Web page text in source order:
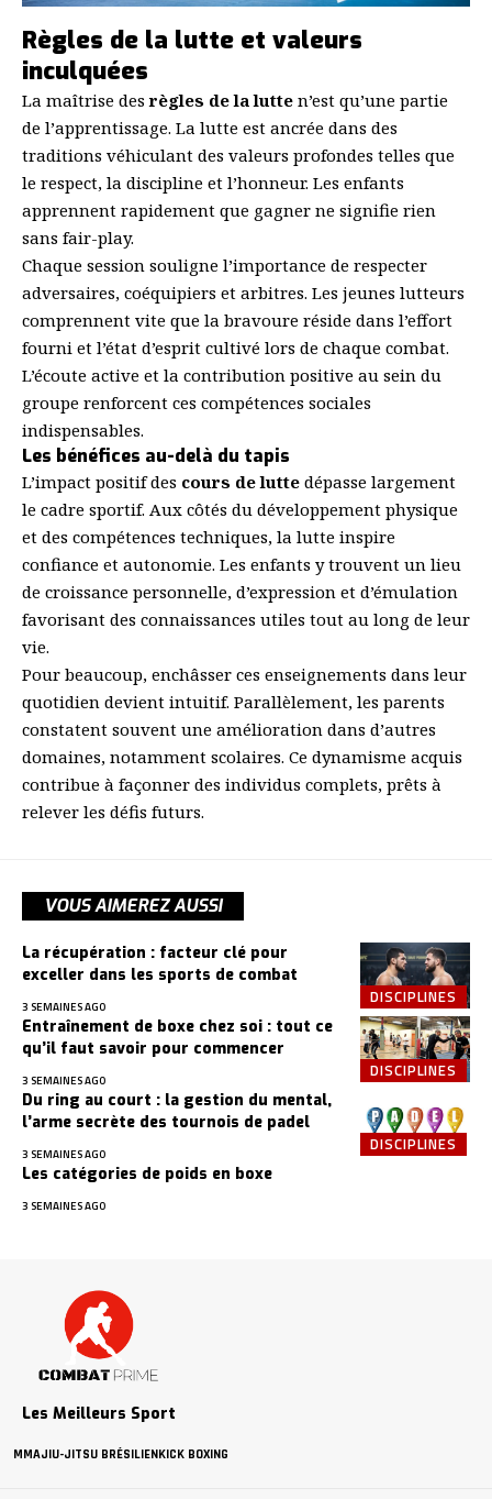
Règles de la lutte et valeurs
inculquées
La maîtrise desrègles de la lutte n’est qu’une partie
de l’apprentissage. La lutte est ancrée dans des
traditions véhiculant des valeurs profondes telles que
le respect, la discipline et l’honneur. Les enfants
apprennent rapidement que gagner ne signifie rien
sans fair-play.
Chaque session souligne l’importance de respecter
adversaires, coéquipiers et arbitres. Les jeunes lutteurs
comprennent vite que la bravoure réside dans l’effort
fourni et l’état d’esprit cultivé lors de chaque combat.
L’écoute active et la contribution positive au sein du
groupe renforcent ces compétences sociales
indispensables.
Les bénéfices au-delà du tapis
L’impact positif des cours de lutte dépasse largement
le cadre sportif. Aux côtés du développement physique
et des compétences techniques, la lutte inspire
confiance et autonomie. Les enfants y trouvent un lieu
de croissance personnelle, d’expression et d’émulation
favorisant des connaissances utiles tout au long de leur
vie.
Pour beaucoup, enchâsser ces enseignements dans leur
quotidien devient intuitif. Parallèlement, les parents
constatent souvent une amélioration dans d’autres
domaines, notamment scolaires. Ce dynamisme acquis
contribue à façonner des individus complets, prêts à
relever les défis futurs.
VOUS AIMEREZ AUSSI
DISCIPLINES
La récupération : facteur clé pour
exceller dans les sports de combat
3 SEMAINES AGO
DISCIPLINES
Entraînement de boxe chez soi : tout ce
qu’il faut savoir pour commencer
3 SEMAINES AGO
DISCIPLINES
Du ring au court : la gestion du mental,
l’arme secrète des tournois de padel
3 SEMAINES AGO
Les catégories de poids en boxe
3 SEMAINES AGO
Les Meilleurs Sport
MMAJIU-JITSU BRÉSILIENKICK BOXING